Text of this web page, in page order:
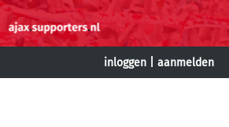
inloggen aanmelden